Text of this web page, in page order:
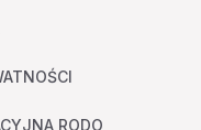
RODO